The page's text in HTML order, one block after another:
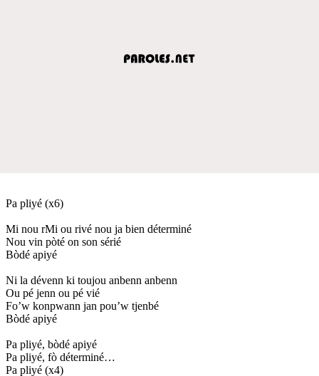
Pa pliyé (x6)
Mi nou rMi ou rivé nou ja bien déterminé
Nou vin pòté on son sérié
Bòdé apiyé
Ni la dévenn ki toujou anbenn anbenn
Ou pé jenn ou pé vié
Fo’w konpwann jan pou’w tjenbé
Bòdé apiyé
Pa pliyé, bòdé apiyé
Pa pliyé, fò déterminé…
Pa pliyé (x4)